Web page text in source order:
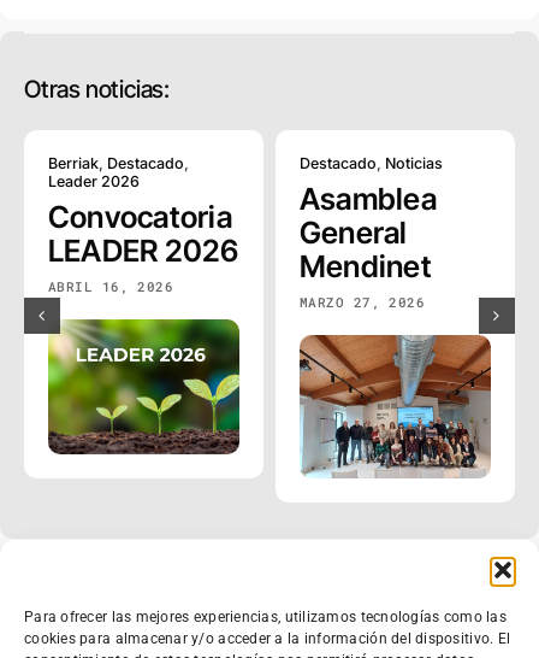
Para ofrecer las mejores experiencias, utilizamos tecnologías como las
cookies para almacenar y/o acceder a la información del dispositivo. El
Otras noticias:
Berriak, Destacado
Leader 2026
Convocatoria
LEADER 2026
ABRIL 16, 2026
Destacado Noticias
Asamblea
General
Mendinet
MARZO 27, 2026